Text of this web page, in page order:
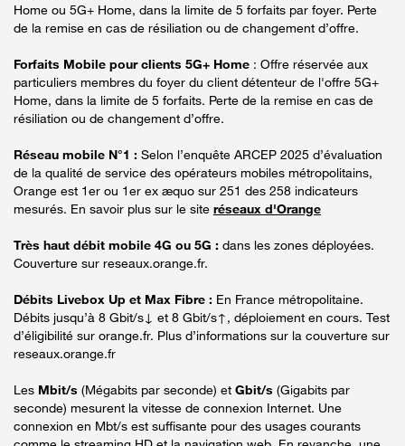
Home ou 5G+ Home, dans la limite de 5 forfaits par foyer. Perte
de la remise en cas de résiliation ou de changement d’offre.
Forfaits Mobile pour clients 5G+ Home : Offre réservée aux
particuliers membres du foyer du client détenteur de l'offre 5G+
Home, dans la limite de 5 forfaits. Perte de la remise en cas de
résiliation ou de changement d’offre.
Réseau mobile N°1 : Selon l’enquête ARCEP 2025 d’évaluation
de la qualité de service des opérateurs mobiles métropolitains,
Orange est 1er ou 1er ex æquo sur 251 des 258 indicateurs
mesurés. En savoir plus sur le site réseaux d'Orange
Très haut débit mobile 4G ou 5G : dans les zones déployées.
Couverture sur reseaux.orange.fr.
Débits Livebox Up et Max Fibre : En France métropolitaine.
Débits jusqu’à 8 Gbit/s↓ et 8 Gbit/s↑, déploiement en cours. Test
d’éligibilité sur orange.fr. Plus d’informations sur la couverture sur
reseaux.orange.fr
Les Mbit/s (Mégabits par seconde) et Gbit/s (Gigabits par
seconde) mesurent la vitesse de connexion Internet. Une
connexion en Mbt/s est suffisante pour des usages courants